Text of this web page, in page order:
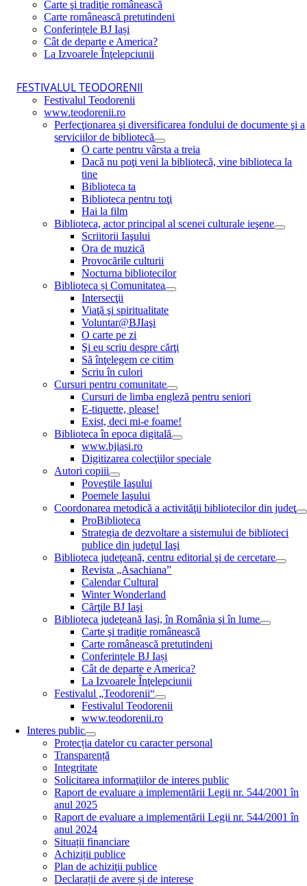
Carte şi tradiţie românească
Carte românească pretutindeni
Conferințele BJ Iași
Cât de departe e America?
La Izvoarele Înţelepciunii
FESTIVALUL TEODORENII
Festivalul Teodorenii
www.teodorenii.ro
Perfecţionarea şi diversificarea fondului de documente şi a
serviciilor de bibliotecă
O carte pentru vârsta a treia
Dacă nu poţi veni la bibliotecă, vine biblioteca la
tine
Biblioteca ta
Biblioteca pentru toţi
Hai la film
Biblioteca, actor principal al scenei culturale ieşene
Scriitorii Iaşului
Ora de muzică
Provocările culturii
Nocturna bibliotecilor
Biblioteca și Comunitatea
Intersecţii
Viaţă şi spiritualitate
Voluntar@BJIaşi
O carte pe zi
Şi eu scriu despre cărţi
Să înţelegem ce citim
Scriu în culori
Cursuri pentru comunitate
Cursuri de limba engleză pentru seniori
E-tiquette, please!
Exist, deci mi-e foame!
Biblioteca în epoca digitală
www.bjiasi.ro
Digitizarea colecţiilor speciale
Autori copiii
Poveştile Iaşului
Poemele Iaşului
Coordonarea metodică a activităţii bibliotecilor din judeţ
ProBiblioteca
Strategia de dezvoltare a sistemului de biblioteci
publice din judeţul Iaşi
Biblioteca judeţeană, centru editorial şi de cercetare
Revista „Asachiana”
Calendar Cultural
Winter Wonderland
Cărţile BJ Iaşi
Biblioteca judeţeană Iaşi, în România şi în lume
Carte şi tradiţie românească
Carte românească pretutindeni
Conferințele BJ Iași
Cât de departe e America?
La Izvoarele Înţelepciunii
Festivalul „Teodorenii“
Festivalul Teodorenii
www.teodorenii.ro
Interes public
Protecția datelor cu caracter personal
Transparență
Integritate
Solicitarea informaţiilor de interes public
Raport de evaluare a implementării Legii nr. 544/2001 în
anul 2025
Raport de evaluare a implementării Legii nr. 544/2001 în
anul 2024
Situații financiare
Achiziții publice
Plan de achiziţii publice
Declarații de avere și de interese